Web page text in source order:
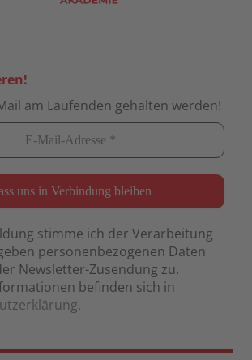
am Laufenden gehalten werden!
stimme ich der Verarbeitung
personenbezogenen Daten
Newsletter-Zusendung zu.
befinden sich in